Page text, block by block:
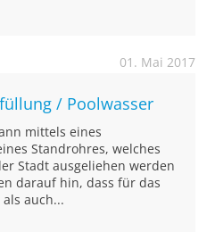
01. Mai 2017
/ Poolwasser
mittels eines
Standrohres, welches
Stadt ausgeliehen werden
darauf hin, dass für das
auch...